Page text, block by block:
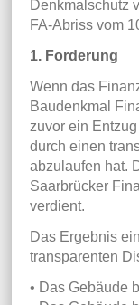
Denkmalschutz
FA-Abriss vom
1. Forderung
Wenn das
Baudenkmal
zuvor ein
durch einen
abzulaufen hat.
Saarbrücker
verdient.
Das Ergebnis
transparenten
• Das Gebäude